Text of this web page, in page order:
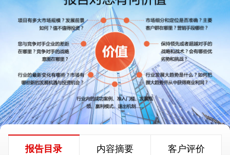
报告目录 内容摘要 客户评价